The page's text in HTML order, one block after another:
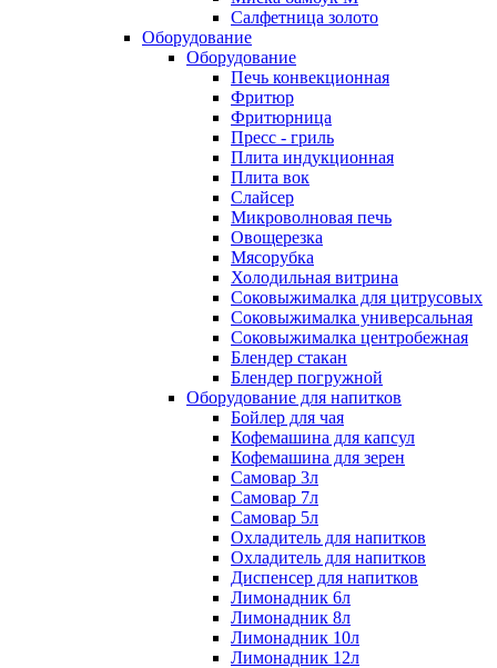
Салфетница золото
Оборудование
Оборудование
Печь конвекционная
Фритюр
Фритюрница
Пресс - гриль
Плита индукционная
Плита вок
Слайсер
Микроволновая печь
Овощерезка
Мясорубка
Холодильная витрина
Соковыжималка для цитрусовых
Соковыжималка универсальная
Соковыжималка центробежная
Блендер стакан
Блендер погружной
Оборудование для напитков
Бойлер для чая
Кофемашина для капсул
Кофемашина для зерен
Самовар 3л
Самовар 7л
Самовар 5л
Охладитель для напитков
Охладитель для напитков
Диспенсер для напитков
Лимонадник 6л
Лимонадник 8л
Лимонадник 10л
Лимонадник 12л